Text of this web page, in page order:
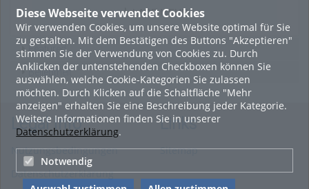
Diese Webseite verwendet Cookies
Wir verwenden Cookies, um unsere Website optimal für Sie
zu gestalten. Mit dem Bestätigen des Buttons "Akzeptieren"
stimmen Sie der Verwendung von Cookies zu. Durch
Anklicken der untenstehenden Checkboxen können Sie
auswählen, welche Cookie-Kategorien Sie zulassen
möchten. Durch Klicken auf die Schaltfläche "Mehr
anzeigen" erhalten Sie eine Beschreibung jeder Kategorie.
Weitere Informationen finden Sie in unserer
Datenschutzerklärung.
Notwendig
LADE MEHR
Featured
Beliebtheit
Legal Info
Nutzungsbedingungen
Datenschutzerklärung
Links
Sitemap